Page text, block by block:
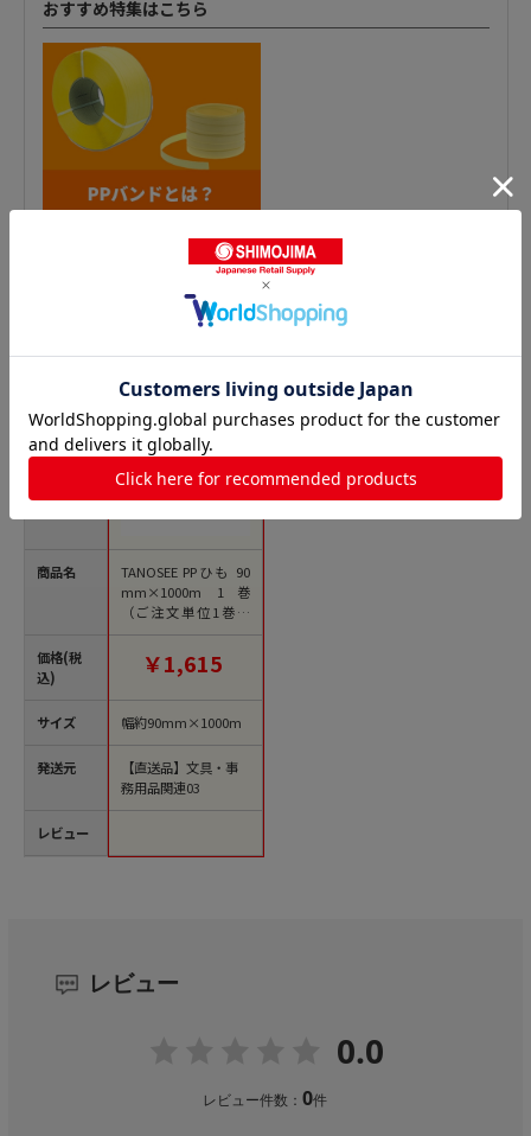
おすすめ特集はこちら
PPロープ（ビニール紐）の人気商品との比較
商品名
価格(税
込)
サイズ
発送元
レビュー
TANOSEE PPひも 90
mm×1000m 1巻
（ご注文単位1巻）
【直送品】
￥1,615
幅約90mm×1000m
【直送品】文具・事
務用品関連03
レビュー
0.0
レビュー件数：0件